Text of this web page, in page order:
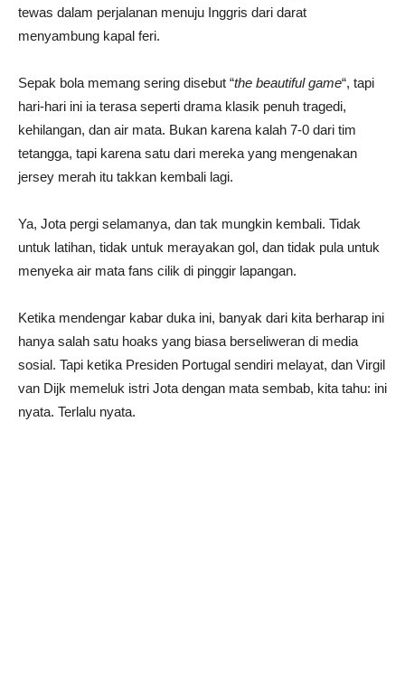
tewas dalam perjalanan menuju Inggris dari darat
menyambung kapal feri.
Sepak bola memang sering disebut “the beautiful game“, tapi
hari-hari ini ia terasa seperti drama klasik penuh tragedi,
kehilangan, dan air mata. Bukan karena kalah 7-0 dari tim
tetangga, tapi karena satu dari mereka yang mengenakan
jersey merah itu takkan kembali lagi.
Ya, Jota pergi selamanya, dan tak mungkin kembali. Tidak
untuk latihan, tidak untuk merayakan gol, dan tidak pula untuk
menyeka air mata fans cilik di pinggir lapangan.
Ketika mendengar kabar duka ini, banyak dari kita berharap ini
hanya salah satu hoaks yang biasa berseliweran di media
sosial. Tapi ketika Presiden Portugal sendiri melayat, dan Virgil
van Dijk memeluk istri Jota dengan mata sembab, kita tahu: ini
nyata. Terlalu nyata.